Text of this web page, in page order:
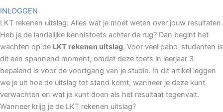
INLOGGEN
LKT rekenen uitslag: Alles wat je moet weten over jouw resultaten
Heb je de landelijke kennistoets achter de rug? Dan begint het
wachten op de LKT rekenen uitslag. Voor veel pabo-studenten is
dit een spannend moment, omdat deze toets in leerjaar 3
bepalend is voor de voortgang van je studie. In dit artikel leggen
we je uit hoe de uitslag tot stand komt, wanneer je deze kunt
verwachten en wat je kunt doen als het resultaat tegenvalt.
Wanneer krijg je de LKT rekenen uitslag?